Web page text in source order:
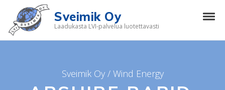
Skip to navigation
Skip to content
Sveimik Oy
Laadukasta LVI-palvelua luotettavasti
Sveimik Oy/ Wind Energy